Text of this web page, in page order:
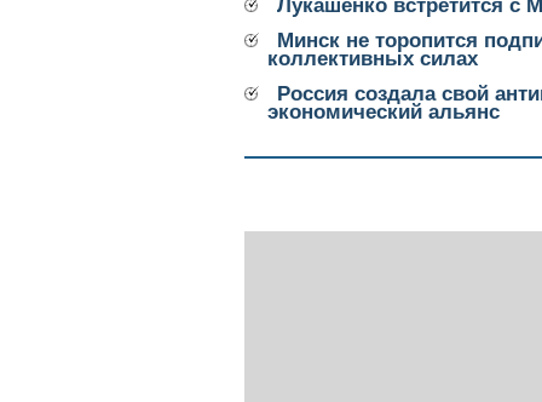
Лукашенко встретится
Минск не торопится
коллективных силах
Россия создала свой
экономический альянс